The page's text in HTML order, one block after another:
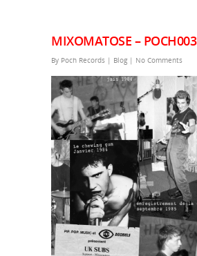
MIXOMATOSE – POCH003
By Poch Records | Blog | No Comments